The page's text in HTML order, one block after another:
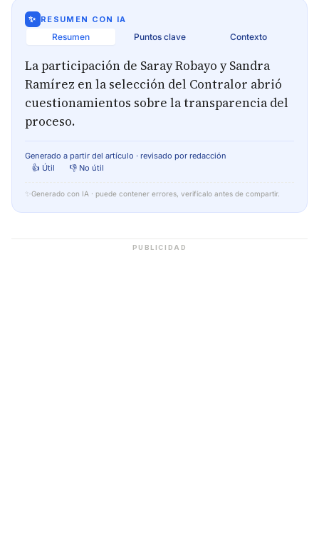
✨ RESUMEN CON IA
Resumen Puntos clave Contexto
La participación de Saray Robayo y Sandra
Ramírez en la selección del Contralor abrió
cuestionamientos sobre la transparencia del
proceso.
Generado a partir del artículo · revisado por redacción
👍 Útil
👎 No útil
✨ Generado con IA · puede contener errores, verifícalo antes de compartir.
PUBLICIDAD